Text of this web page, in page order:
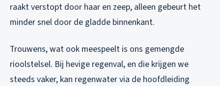
raakt verstopt door haar en zeep, alleen gebeurt het
minder snel door de gladde binnenkant.
Trouwens, wat ook meespeelt is ons gemengde
rioolstelsel. Bij hevige regenval, en die krijgen we
steeds vaker, kan regenwater via de hoofdleiding